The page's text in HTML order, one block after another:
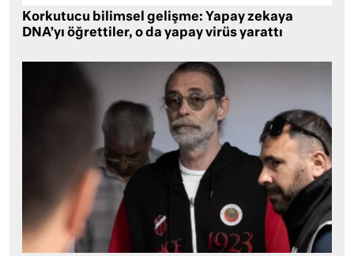
Korkutucu bilimsel gelişme: Yapay zekaya
DNA’yı öğrettiler, o da yapay virüs yarattı